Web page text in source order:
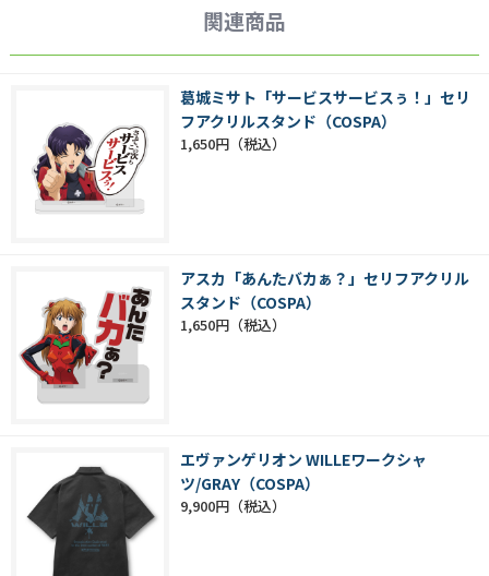
関連商品
葛城ミサト「サービスサービスぅ！」セリ
フアクリルスタンド（COSPA）
1,650円
アスカ「あんたバカぁ？」セリフアクリル
スタンド（COSPA）
1,650円
エヴァンゲリオン WILLEワークシャ
ツ/GRAY（COSPA）
9,900円